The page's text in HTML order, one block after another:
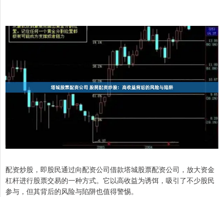
配资炒股，即股民通过向配资公司借款塔城股票配资公司，放大资金
杠杆进行股票交易的一种方式。它以高收益为诱饵，吸引了不少股民
参与，但其背后的风险与陷阱也值得警惕。